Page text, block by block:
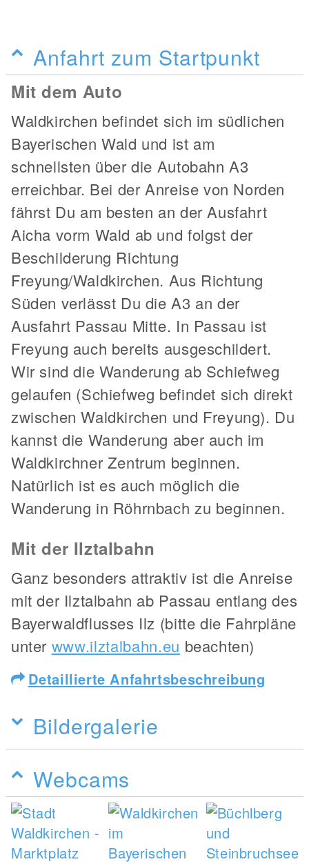
Anfahrt zum Startpunkt
Mit dem Auto
Waldkirchen befindet sich im südlichen
Bayerischen Wald und ist am
schnellsten über die Autobahn A3
erreichbar. Bei der Anreise von Norden
fährst Du am besten an der Ausfahrt
Aicha vorm Wald ab und folgst der
Beschilderung Richtung
Freyung/Waldkirchen. Aus Richtung
Süden verlässt Du die A3 an der
Ausfahrt Passau Mitte. In Passau ist
Freyung auch bereits ausgeschildert.
Wir sind die Wanderung ab Schiefweg
gelaufen (Schiefweg befindet sich direkt
zwischen Waldkirchen und Freyung). Du
kannst die Wanderung aber auch im
Waldkirchner Zentrum beginnen.
Natürlich ist es auch möglich die
Wanderung in Röhrnbach zu beginnen.
Mit der Ilztalbahn
Ganz besonders attraktiv ist die Anreise
mit der Ilztalbahn ab Passau entlang des
Bayerwaldflusses Ilz (bitte die Fahrpläne
unter www.ilztalbahn.eu beachten)
Detaillierte Anfahrtsbeschreibung
Bildergalerie
Webcams